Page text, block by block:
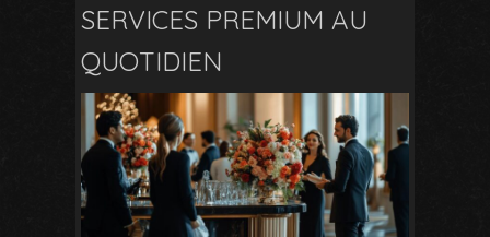
SERVICES PREMIUM AU
QUOTIDIEN